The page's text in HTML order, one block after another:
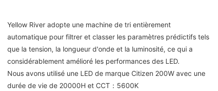
Yellow River adopte une machine de tri entièrement
automatique pour filtrer et classer les paramètres prédictifs tels
que la tension, la longueur d'onde et la luminosité, ce qui a
considérablement amélioré les performances des LED.
Nous avons utilisé une LED de marque Citizen 200W avec une
durée de vie de 20000H et CCT：5600K